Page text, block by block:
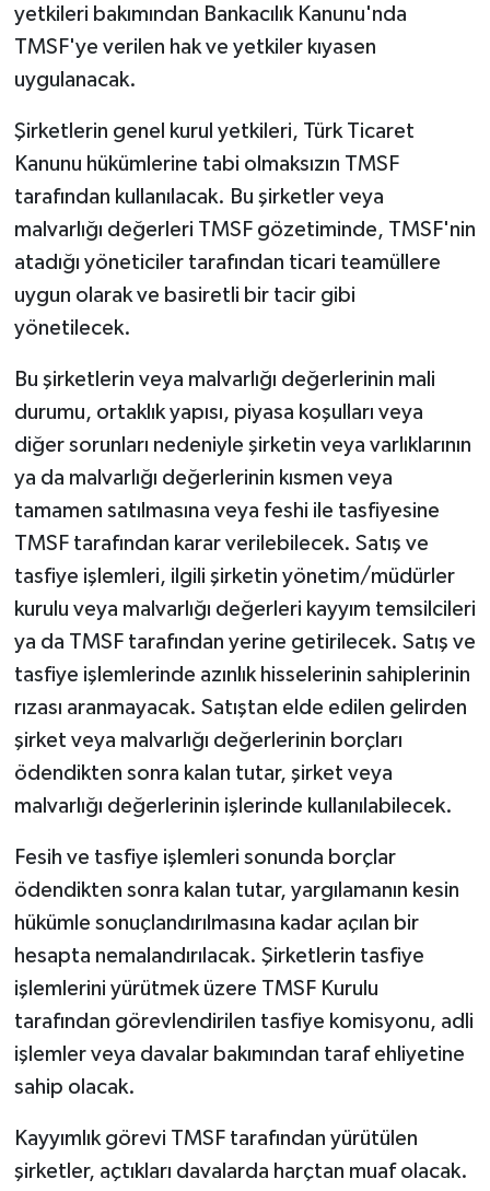
yetkileri bakımından Bankacılık Kanunu'nda
TMSF'ye verilen hak ve yetkiler kıyasen
uygulanacak.
Şirketlerin genel kurul yetkileri, Türk Ticaret
Kanunu hükümlerine tabi olmaksızın TMSF
tarafından kullanılacak. Bu şirketler veya
malvarlığı değerleri TMSF gözetiminde, TMSF'nin
atadığı yöneticiler tarafından ticari teamüllere
uygun olarak ve basiretli bir tacir gibi
yönetilecek.
Bu şirketlerin veya malvarlığı değerlerinin mali
durumu, ortaklık yapısı, piyasa koşulları veya
diğer sorunları nedeniyle şirketin veya varlıklarının
ya da malvarlığı değerlerinin kısmen veya
tamamen satılmasına veya feshi ile tasfiyesine
TMSF tarafından karar verilebilecek. Satış ve
tasfiye işlemleri, ilgili şirketin yönetim/müdürler
kurulu veya malvarlığı değerleri kayyım temsilcileri
ya da TMSF tarafından yerine getirilecek. Satış ve
tasfiye işlemlerinde azınlık hisselerinin sahiplerinin
rızası aranmayacak. Satıştan elde edilen gelirden
şirket veya malvarlığı değerlerinin borçları
ödendikten sonra kalan tutar, şirket veya
malvarlığı değerlerinin işlerinde kullanılabilecek.
Fesih ve tasfiye işlemleri sonunda borçlar
ödendikten sonra kalan tutar, yargılamanın kesin
hükümle sonuçlandırılmasına kadar açılan bir
hesapta nemalandırılacak. Şirketlerin tasfiye
işlemlerini yürütmek üzere TMSF Kurulu
tarafından görevlendirilen tasfiye komisyonu, adli
işlemler veya davalar bakımından taraf ehliyetine
sahip olacak.
Kayyımlık görevi TMSF tarafından yürütülen
şirketler, açtıkları davalarda harçtan muaf olacak.